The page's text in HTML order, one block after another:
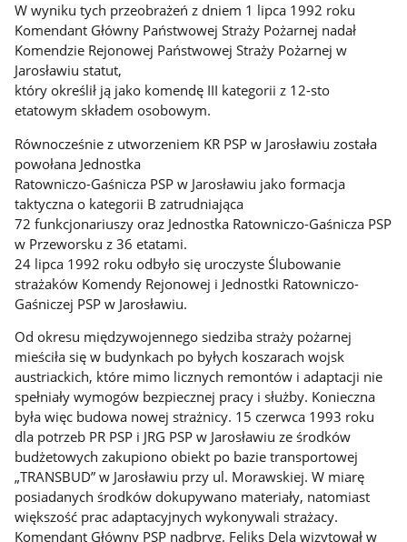
W wyniku tych przeobrażeń z dniem 1 lipca 1992 roku
Komendant Główny Państwowej Straży Pożarnej nadał
Komendzie Rejonowej Państwowej Straży Pożarnej w
Jarosławiu statut,
który określił ją jako komendę III kategorii z 12-sto
etatowym składem osobowym.
Równocześnie z utworzeniem KR PSP w Jarosławiu została
powołana Jednostka
Ratowniczo-Gaśnicza PSP w Jarosławiu jako formacja
taktyczna o kategorii B zatrudniająca
72 funkcjonariuszy oraz Jednostka Ratowniczo-Gaśnicza PSP
w Przeworsku z 36 etatami.
24 lipca 1992 roku odbyło się uroczyste Ślubowanie
strażaków Komendy Rejonowej i Jednostki Ratowniczo-
Gaśniczej PSP w Jarosławiu.
Od okresu międzywojennego siedziba straży pożarnej
mieściła się w budynkach po byłych koszarach wojsk
austriackich, które mimo licznych remontów i adaptacji nie
spełniały wymogów bezpiecznej pracy i służby. Konieczna
była więc budowa nowej strażnicy. 15 czerwca 1993 roku
dla potrzeb PR PSP i JRG PSP w Jarosławiu ze środków
budżetowych zakupiono obiekt po bazie transportowej
„TRANSBUD” w Jarosławiu przy ul. Morawskiej. W miarę
posiadanych środków dokupywano materiały, natomiast
większość prac adaptacyjnych wykonywali strażacy.
Komendant Główny PSP nadbryg. Feliks Dela wizytował w